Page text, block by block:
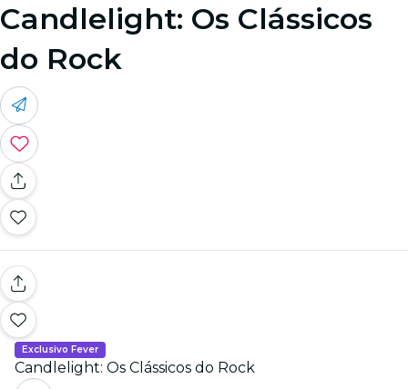
Candlelight: Os Clássicos
do Rock
Exclusivo Fever
Candlelight: Os Clássicos do Rock